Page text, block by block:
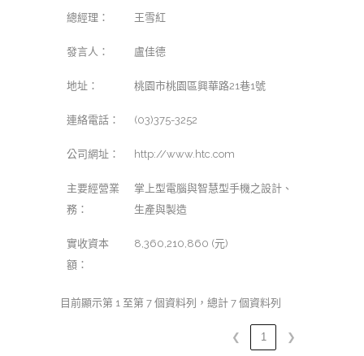
總經理： 王雪紅
發言人： 盧佳德
地址： 桃園市桃園區興華路21巷1號
連絡電話： (03)375-3252
公司網址： http://www.htc.com
主要經營業
務：
掌上型電腦與智慧型手機之設計、
生產與製造
實收資本
額：
8,360,210,860 (元)
目前顯示第 1 至第 7 個資料列，總計 7 個資料列
❮ 1 ❯